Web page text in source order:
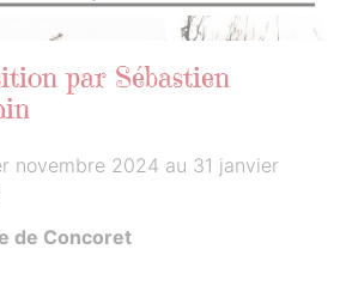
par Sébastien
novembre 2024 au 31 janvier
de Concoret